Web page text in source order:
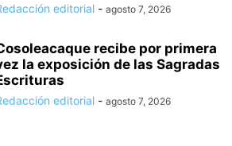
editorial - agosto 7, 2026
recibe por primera
la exposición de las Sagradas
editorial - agosto 7, 2026